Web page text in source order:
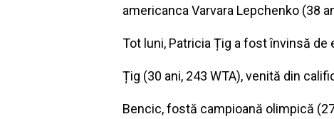
americanca Varvara Lepchenko (38
Tot luni, Patricia Țig a fost învinsă
Țig (30 ani, 243 WTA), venită din
Bencic, fostă campioană olimpică